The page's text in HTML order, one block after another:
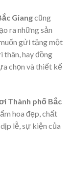
Giangcũng
ra những sản
gửi tặng một
hay đồng
chọn và thiết kế
Thành phố Bắc
hoa đẹp, chất
lễ, sự kiện của